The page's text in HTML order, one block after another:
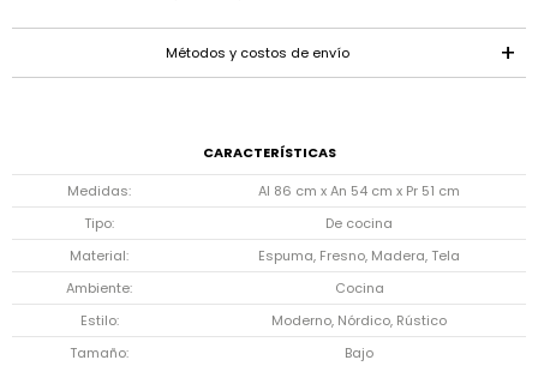
Métodos y costos de envío
CARACTERÍSTICAS
Medidas
Al 86 cm x An 54 cm x Pr 51 cm
Tipo
De cocina
Material
Espuma, Fresno, Madera, Tela
Ambiente
Cocina
Estilo
Moderno, Nórdico, Rústico
Tamaño
Bajo